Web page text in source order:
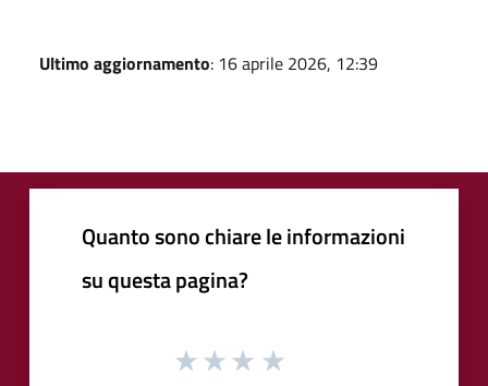
Ultimo aggiornamento: 16 aprile 2026, 12:39
Quanto sono chiare le informazioni
su questa pagina?